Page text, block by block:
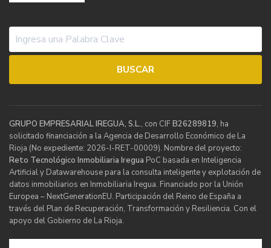
GRUPO EMPRESARIAL IREGUA, S.L., con CIFB26289819, ha
solicitado financiación a la Agencia de Desarrollo Económico de La
Rioja (No expediente: 2026-I-RET-00009). Nombre del proyecto:
Reto Tecnológico Inmobiliaria Iregua PoC basada en Inteligencia
Artificial y Datawarehouse para la consulta inteligente y explotación de
datos inmobiliarios en Inmobiliaria Iregua. Financiado por la Unión
Europea – NextGenerationEU. Participación del Reino de España a
través del Plan de Recuperación, Transformación y Resiliencia. Con el
apoyo del Gobierno de La Rioja.